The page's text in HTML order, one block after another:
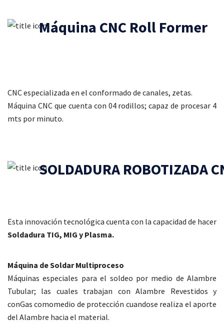
Máquina CNC Roll Former
CNC especializada en el conformado de canales, zetas.
Máquina CNC que cuenta con 04 rodillos; capaz de procesar 4
mts por minuto.
SOLDADURA ROBOTIZADA
Esta innovación tecnológica cuenta con la capacidad de hacer
Soldadura TIG, MIG y Plasma.
Máquina de Soldar Multiproceso
Máquinas especiales para el soldeo por medio de Alambre
Tubular; las cuales trabajan con Alambre Revestidos y
conGas comomedio de protección cuandose realiza el aporte
del Alambre hacia el material.